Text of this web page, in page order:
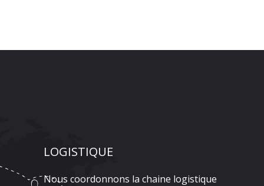
LOGISTIQUE
Nous coordonnons la chaine logistique